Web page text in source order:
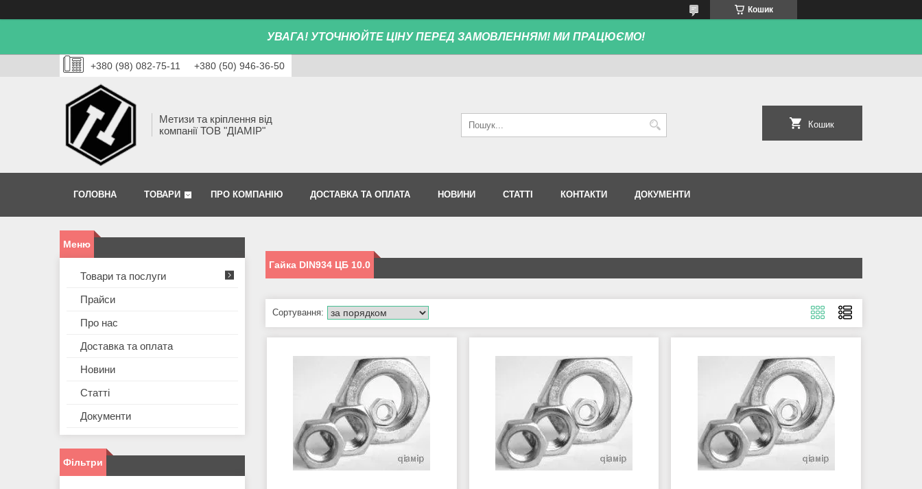
Кошик
УВАГА! УТОЧНЮЙТЕ ЦІНУ ПЕРЕД ЗАМОВЛЕННЯМ! МИ ПРАЦЮЄМО!
+380 (98) 082-75-11 +380 (50) 946-36-50
Метизи та кріплення від
компанії ТОВ "ДІАМІР"
Кошик
ГОЛОВНА ТОВАРИ ПРО КОМПАНІЮ ДОСТАВКА ТА ОПЛАТА НОВИНИ СТАТТІ КОНТАКТИ ДОКУМЕНТИ
Гайка DIN934 ЦБ 10.0
Товари та послуги
Прайси
Про нас
Доставка та оплата
Новини
Статті
Документи
Фільтри